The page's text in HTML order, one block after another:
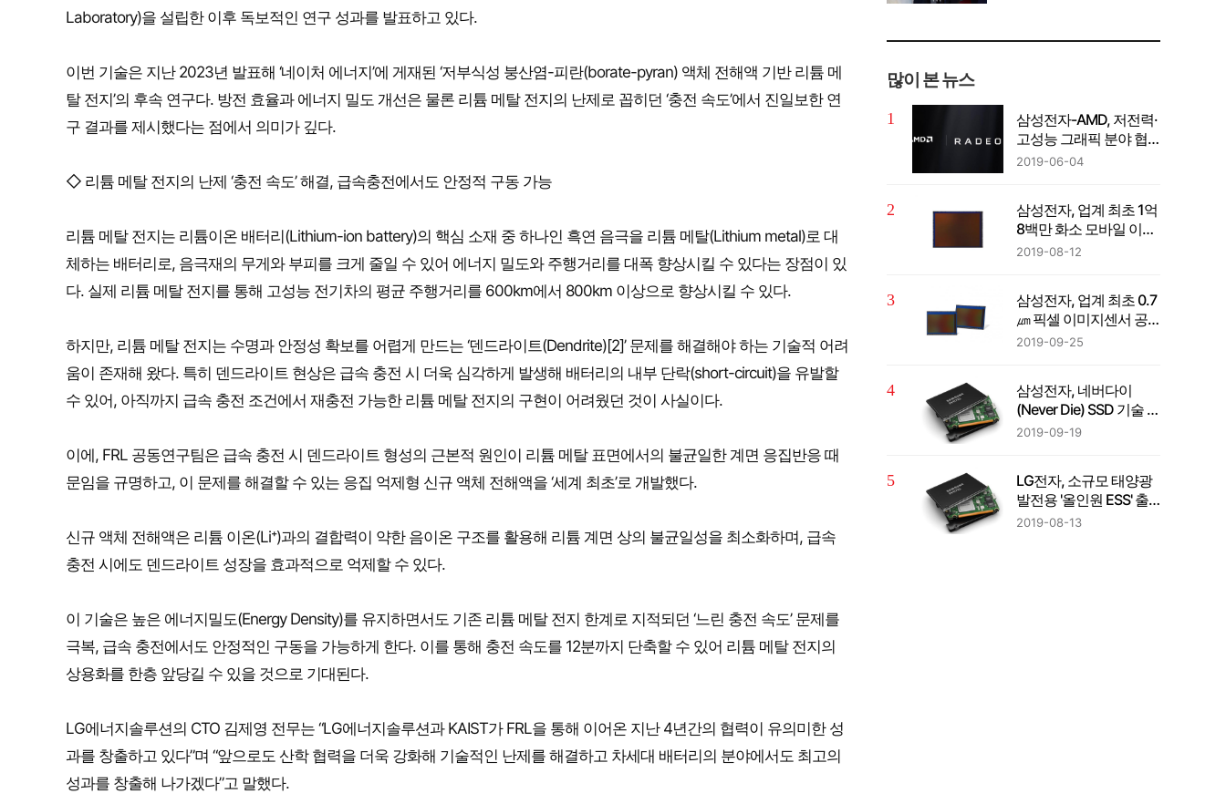
Laboratory)을 설립한 이후 독보적인 연구 성과를 발표하고 있다.
이번 기술은 지난 2023년 발표해 ‘네이처 에너지’에 게재된 ‘저부식성 붕산염-피란(borate-pyran) 액체 전해액 기반 리튬 메
탈 전지’의 후속 연구다. 방전 효율과 에너지 밀도 개선은 물론 리튬 메탈 전지의 난제로 꼽히던 ‘충전 속도’에서 진일보한 연
구 결과를 제시했다는 점에서 의미가 깊다.
◇ 리튬 메탈 전지의 난제 ‘충전 속도’ 해결, 급속충전에서도 안정적 구동 가능
리튬 메탈 전지는 리튬이온 배터리(Lithium-ion battery)의 핵심 소재 중 하나인 흑연 음극을 리튬 메탈(Lithium metal)로 대
체하는 배터리로, 음극재의 무게와 부피를 크게 줄일 수 있어 에너지 밀도와 주행거리를 대폭 향상시킬 수 있다는 장점이 있
다. 실제 리튬 메탈 전지를 통해 고성능 전기차의 평균 주행거리를 600km에서 800km 이상으로 향상시킬 수 있다.
하지만, 리튬 메탈 전지는 수명과 안정성 확보를 어렵게 만드는 ‘덴드라이트(Dendrite)[2]’ 문제를 해결해야 하는 기술적 어려
움이 존재해 왔다. 특히 덴드라이트 현상은 급속 충전 시 더욱 심각하게 발생해 배터리의 내부 단락(short-circuit)을 유발할
수 있어, 아직까지 급속 충전 조건에서 재충전 가능한 리튬 메탈 전지의 구현이 어려웠던 것이 사실이다.
이에, FRL 공동연구팀은 급속 충전 시 덴드라이트 형성의 근본적 원인이 리튬 메탈 표면에서의 불균일한 계면 응집반응 때
문임을 규명하고, 이 문제를 해결할 수 있는 응집 억제형 신규 액체 전해액을 ‘세계 최초’로 개발했다.
신규 액체 전해액은 리튬 이온(Li⁺)과의 결합력이 약한 음이온 구조를 활용해 리튬 계면 상의 불균일성을 최소화하며, 급속
충전 시에도 덴드라이트 성장을 효과적으로 억제할 수 있다.
이 기술은 높은 에너지밀도(Energy Density)를 유지하면서도 기존 리튬 메탈 전지 한계로 지적되던 ‘느린 충전 속도’ 문제를
극복, 급속 충전에서도 안정적인 구동을 가능하게 한다. 이를 통해 충전 속도를 12분까지 단축할 수 있어 리튬 메탈 전지의
상용화를 한층 앞당길 수 있을 것으로 기대된다.
LG에너지솔루션의 CTO 김제영 전무는 “LG에너지솔루션과 KAIST가 FRL을 통해 이어온 지난 4년간의 협력이 유의미한 성
과를 창출하고 있다”며 “앞으로도 산학 협력을 더욱 강화해 기술적인 난제를 해결하고 차세대 배터리의 분야에서도 최고의
성과를 창출해 나가겠다”고 말했다.
많이 본 뉴스
삼성전자-AMD, 저전력·
고성능 그래픽 분야 협
력
2019-06-04
삼성전자, 업계 최초 1억
8백만 화소 모바일 이미
지센서 공개
2019-08-12
삼성전자, 업계 최초 0.7
㎛ 픽셀 이미지센서 공
개
2019-09-25
삼성전자, 네버다이
(Never Die) SSD 기술 등
3大 혁신 SW 기술 첫 적
2019-09-19
LG전자, 소규모 태양광
발전용 '올인원 ESS' 출
시
2019-08-13